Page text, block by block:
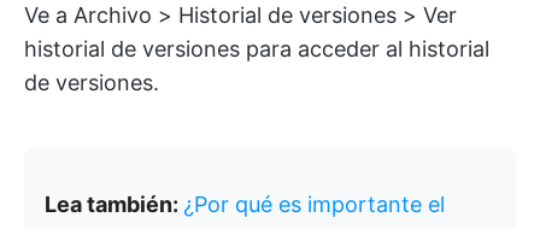
Ve a Archivo > Historial de versiones > Ver
historial de versiones para acceder al historial
de versiones.
Lea también: ¿Por qué es importante el